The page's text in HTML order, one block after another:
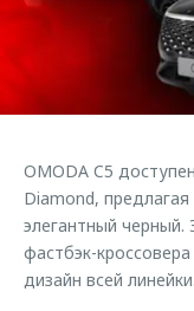
Кредитные
Кредитный
Одежда и сувениры
Оригинальные
Запчасти
Клиентская
Аксессуары
Одежда и сувениры
Оригинальные
OMODA C5
Diamond,
элегантный черный.
фастбэк-
дизайн всей линейки.